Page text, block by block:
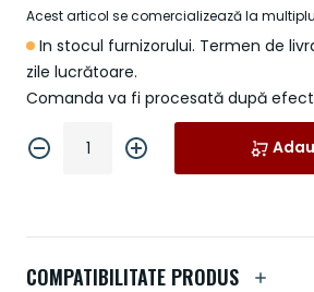
In stocul furnizorului. Termen de
zile lucrătoare.
Comanda va fi procesată după
Acest articol se comercializează la
COMPATIBILITATE PRODUS